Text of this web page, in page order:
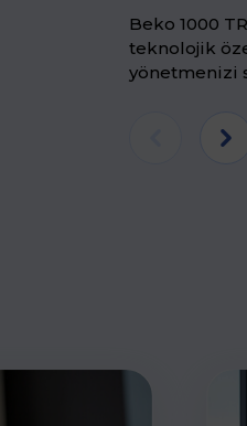
Beko 1000
teknolojik
yönetmenizi